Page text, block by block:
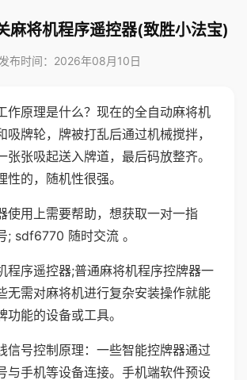
麻将机程序遥控器(致胜小法宝)
发布时间：2026年08月10日
作原理是什么？现在的全自动麻将机
吸牌轮，牌被打乱后通过机械搅拌，
张张吸起送入牌道，最后码放整齐。
的，随机性很强。
使用上需要帮助，想获取一对一指
; sdf6770 随时交流 。
程序遥控器;普通麻将机程序控牌器一
无需对麻将机进行复杂安装操作就能
功能的设备或工具。
信号控制原理：一些智能控牌器通过
与手机等设备连接。手机端软件预设